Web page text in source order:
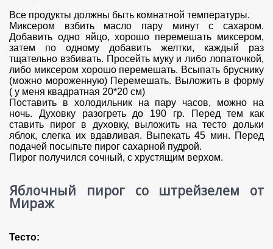
Все продукты должны быть комнатной температуры.
Миксером взбить масло пару минут с сахаром.
Добавить одно яйцо, хорошо перемешать миксером,
затем по одному добавить желтки, каждый раз
тщательно взбивать. Просейть муку и либо лопаточкой,
либо миксером хорошо перемешать. Всыпать бруснику
(можно мороженную) Перемешать. Выложить в форму
( у меня квадратная 20*20 см)
Поставить в холодильник на пару часов, можно на
ночь. Духовку разогреть до 190 гр. Перед тем как
ставить пирог в духовку, выложить на тесто дольки
яблок, слегка их вдавливая. Выпекать 45 мин. Перед
подачей посыпьте пирог сахарной пудрой.
Пирог получился сочный, с хрустящим верхом.
Яблочный пирог со штрейзелем от
Мираж
Тесто: